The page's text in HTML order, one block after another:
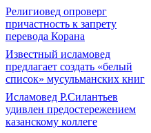
Религиовед опроверг
причастность к запрету
перевода Корана
Известный исламовед
предлагает создать «белый
список» мусульманских книг
Исламовед Р.Силантьев
удивлен предостережением
казанскому коллеге